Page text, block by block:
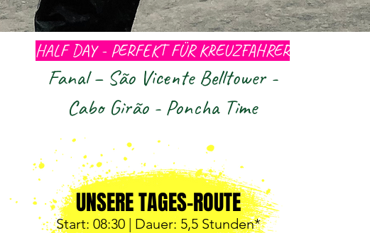
HALF DAY - PERFEKT FÜR KREUZFAHRER
Fanal – São Vicente Belltower -
Cabo Girão - Poncha Time
UNSERE TAGES-ROUTE
Start: 08:30 | Dauer: 5,5 Stunden*